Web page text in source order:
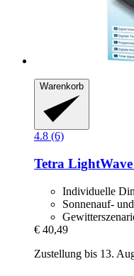
Warenkorb
4.8 (6)
Tetra
Individuelle
Sonnenauf-
€ 40,49
Zustellung bis 13.